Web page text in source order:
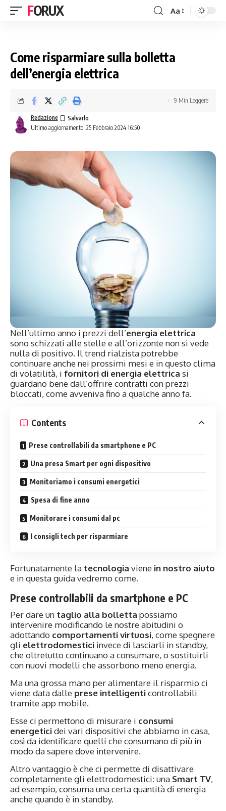
FORUX Aa
Come risparmiare sulla bolletta
dell’energia elettrica
Ultimo aggiornamento: 25 Febbraio 2024 16:50
Redazione
9 Min Leggere
Nell’ultimo anno i prezzi dell’energia elettrica
sono schizzati alle stelle e all’orizzonte non si vede
nulla di positivo. Il trend rialzista potrebbe
continuare anche nei prossimi mesi e in questo clima
di volatilità, i fornitori di energia elettrica si
guardano bene dall’offrire contratti con prezzi
bloccati, come avveniva fino a qualche anno fa.
Contents
Prese controllabili da smartphone e PC
Una presa Smart per ogni dispositivo
Monitoriamo i consumi energetici
Spesa di fine anno
Monitorare i consumi dal pc
I consigli tech per risparmiare
Fortunatamente la tecnologia viene in nostro aiuto
e in questa guida vedremo come.
Prese controllabili da smartphone e PC
Per dare un taglio alla bolletta possiamo
intervenire modificando le nostre abitudini o
adottando comportamenti virtuosi, come spegnere
gli elettrodomestici invece di lasciarli in standby,
che oltretutto continuano a consumare, o sostituirli
con nuovi modelli che assorbono meno energia.
Ma una grossa mano per alimentare il risparmio ci
viene data dalle prese intelligenticontrollabili
tramite app mobile.
Esse ci permettono di misurare i consumi
energeticidei vari dispositivi che abbiamo in casa,
così da identificare quelli che consumano di più in
modo da sapere dove intervenire.
Altro vantaggio è che ci permette di disattivare
completamente gli elettrodomestici: una Smart TV,
ad esempio, consuma una certa quantità di energia
anche quando è in standby.